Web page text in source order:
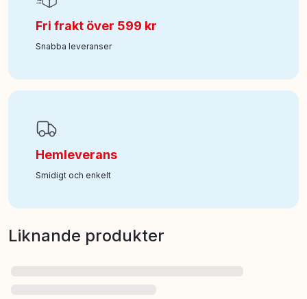
Fri frakt över 599 kr
Snabba leveranser
Hemleverans
Smidigt och enkelt
Liknande produkter